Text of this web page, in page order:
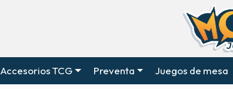
Accesorios TCG Preventa Juegos de mesa